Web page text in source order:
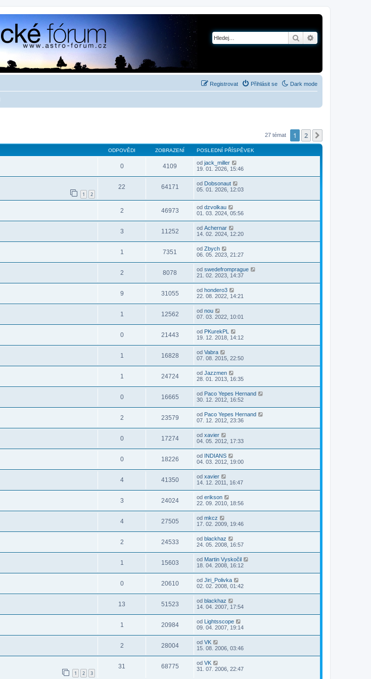
Hledat
Dark mode
Přihlásit se
Registrovat
27 témat 1 2
ODPOVĚDI ZOBRAZENÍ POSLEDNÍ PŘÍSPĚVEK
0 4109 od jack_miller
19. 01. 2026, 15:46
1 2
22 64171 od Dobsonaut
05. 01. 2026, 12:03
2 46973 od dzvolkau
01. 03. 2024, 05:56
3 11252 od Achernar
14. 02. 2024, 12:20
1 7351 od Zbych
06. 05. 2023, 21:27
2 8078 od swedefromprague
21. 02. 2023, 14:37
9 31055 od hondero3
22. 08. 2022, 14:21
1 12562 od nou
07. 03. 2022, 10:01
0 21443 od PKurekPL
19. 12. 2018, 14:12
1 16828 od Vabra
07. 08. 2015, 22:50
1 24724 od Jazzmen
28. 01. 2013, 16:35
0 16665 od Paco Yepes Hernand
30. 12. 2012, 16:52
2 23579 od Paco Yepes Hernand
07. 12. 2012, 23:36
0 17274 od xavier
04. 05. 2012, 17:33
0 18226 od INDIANS
04. 03. 2012, 19:00
4 41350 od xavier
14. 12. 2011, 16:47
3 24024 od erikson
22. 09. 2010, 18:56
4 27505 od mkcz
17. 02. 2009, 19:46
2 24533 od blackhaz
24. 05. 2008, 16:57
1 15603 od Martin Vyskočil
18. 04. 2008, 16:12
0 20610 od Jiri_Polivka
02. 02. 2008, 01:42
13 51523 od blackhaz
14. 04. 2007, 17:54
1 20984 od Lightsscope
09. 04. 2007, 19:14
2 28004 od VK
15. 08. 2006, 03:46
1 2 3
31 68775 od VK
31. 07. 2006, 22:47